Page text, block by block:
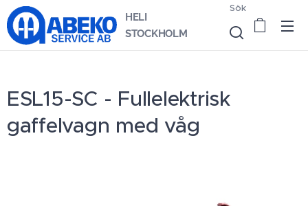
HELI
STOCKHOLM
Sök
ESL15-SC - Fullelektrisk
gaffelvagn med våg